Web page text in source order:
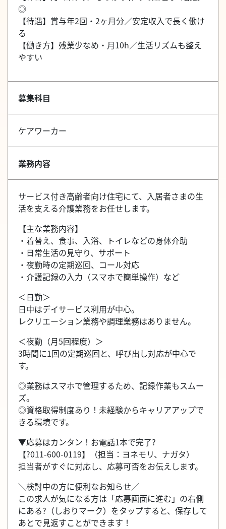
◎
【待遇】賞与年2回・2ヶ月分／安定収入で長く働け
る
【働き方】残業少なめ・月10h／生活リズムも整え
やすい
募集科目
ケアワーカー
業務内容
サービス付き高齢者向け住宅にて、入居者さまの生
活を支える介護業務をお任せします。
【主な業務内容】
・着替え、食事、入浴、トイレなどの身体介助
・日常生活の見守り、サポート
・夜勤時の定期巡回、コール対応
・介護記録の入力（スマホで簡単操作）など
＜日勤＞
日中はデイサービス利用が中心。
レクリエーション業務や調理業務はありません。
＜夜勤（月5回程度）＞
3時間に1回の定期巡回と、呼び出し対応が中心で
す。
◎業務はスマホで管理するため、記録作業もスムー
ズ。
◎資格取得制度あり！未経験からキャリアアップで
きる環境です。
▼応募はカンタン！お電話1本で完了?
【?011-600-0119】（担当：ヨネモリ、ナガタ）
担当者がすぐに対応し、応募可否をお伝えします。
＼検討中の方に便利なお知らせ／
この求人が気になる方は「応募画面に進む」の右側
にある?（しおりマーク）をタップすると、保存して
あとで見返すことができます！